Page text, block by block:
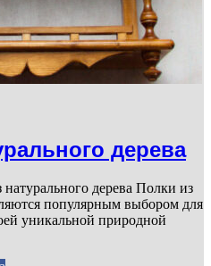
дерева
дерева Полки из
популярным выбором для
уникальной природной